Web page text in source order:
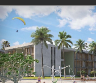
projects
and
carry
out
construction,
remodeling,
and/or
maintenance